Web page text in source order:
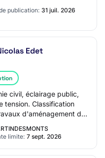
Qualife…
publication: 31 juil. 2026
Edet
civil, éclairage public,
tension. Classification
d'aménagement du
limite: 7 sept. 2026